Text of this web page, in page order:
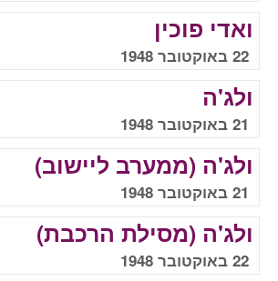
ואדי פוכין
22 באוקטובר 1948
ולג'ה
21 באוקטובר 1948
ולג'ה (ממערב ליישוב)
21 באוקטובר 1948
ולג'ה (מסילת הרכבת)
22 באוקטובר 1948